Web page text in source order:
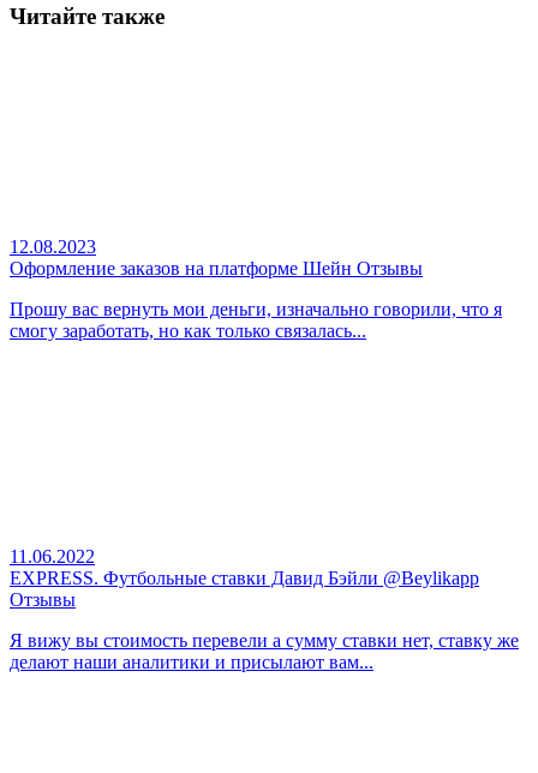
Читайте также
12.08.2023
Оформление заказов на платформе Шейн Отзывы
Прошу вас вернуть мои деньги, изначально говорили, что я
смогу заработать, но как только связалась...
11.06.2022
EXPRESS. Футбольные ставки Давид Бэйли @Beylikapp
Отзывы
Я вижу вы стоимость перевели а сумму ставки нет, ставку же
делают наши аналитики и присылают вам...